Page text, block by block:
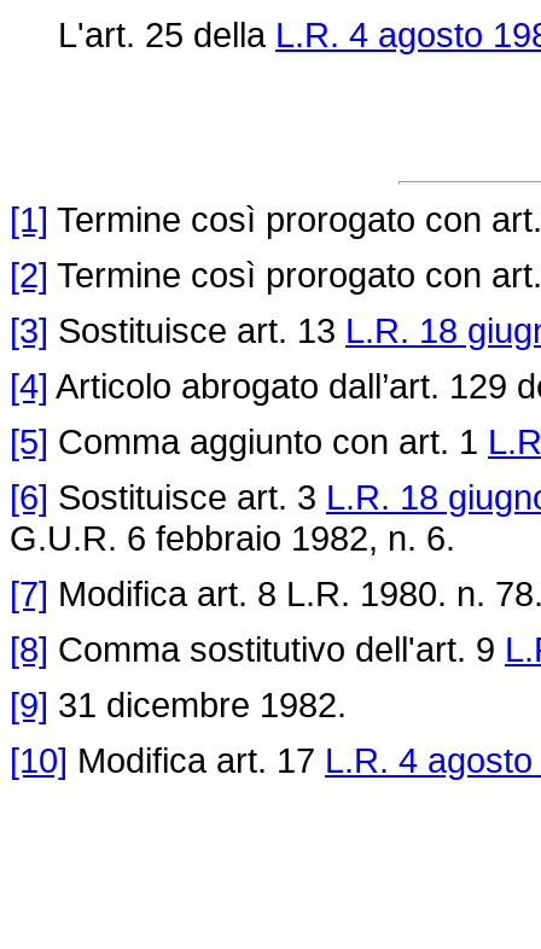
L'art. 25 della L.R. 4 agosto
[1] Termine così prorogato con
[2] Termine così prorogato con
[3] Sostituisce art. 13 L.R. 18
[4] Articolo abrogato dall’art. 129
[5] Comma aggiunto con art. 1
[6] Sostituisce art. 3 L.R. 18
G.U.R. 6 febbraio 1982, n. 6.
[7] Modifica art. 8 L.R. 1980. n.
[8] Comma sostitutivo dell'art. 9
[9] 31 dicembre 1982.
[10] Modifica art. 17 L.R. 4